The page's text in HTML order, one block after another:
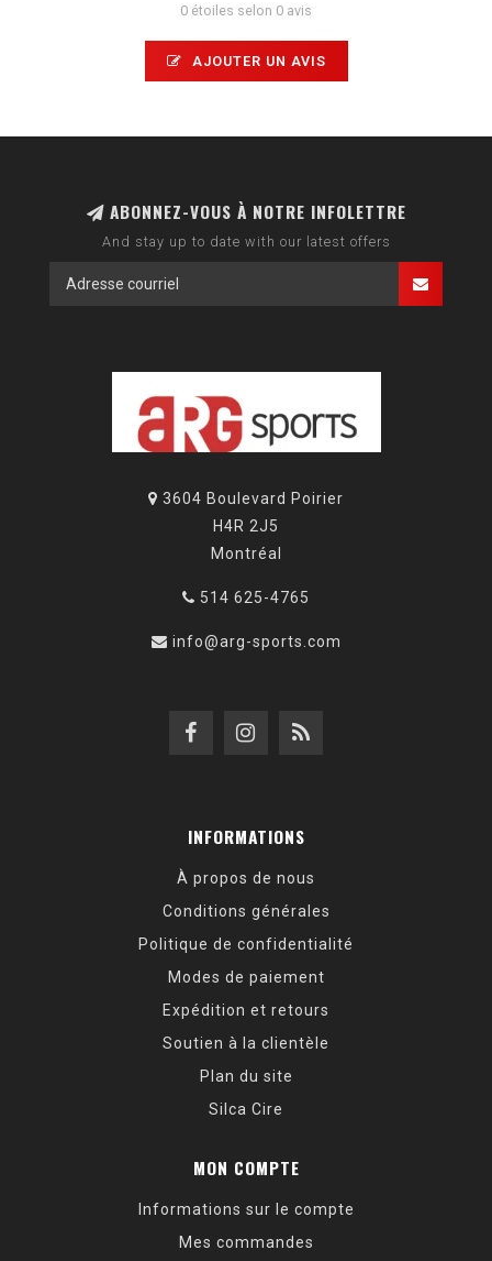
0 étoiles selon 0 avis
AJOUTER UN AVIS
ABONNEZ-VOUS À NOTRE INFOLETTRE
And stay up to date with our latest offers
3604 Boulevard Poirier
H4R 2J5
Montréal
514 625-4765
info@arg-sports.com
INFORMATIONS
À propos de nous
Conditions générales
Politique de confidentialité
Modes de paiement
Expédition et retours
Soutien à la clientèle
Plan du site
Silca Cire
MON COMPTE
Informations sur le compte
Mes commandes